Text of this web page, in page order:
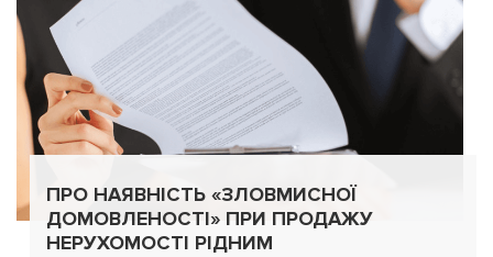
ПРО НАЯВНІСТЬ «ЗЛОВМИСНОЇ
ДОМОВЛЕНОСТІ» ПРИ ПРОДАЖУ
НЕРУХОМОСТІ РІДНИМ